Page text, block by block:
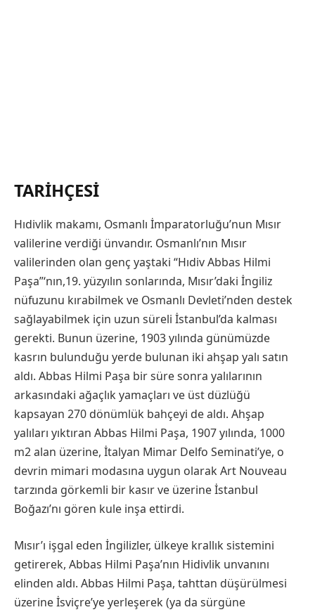
TARIHÇESI
Hıdivlik makamı, Osmanlı İmparatorluğu’nun Mısır
valilerine verdiği ünvandır. Osmanlı’nın Mısır
valilerinden olan genç yaştaki “Hıdiv Abbas Hilmi
Paşa”‘nın,19. yüzyılın sonlarında, Mısır’daki İngiliz
nüfuzunu kırabilmek ve Osmanlı Devleti’nden destek
sağlayabilmek için uzun süreli İstanbul’da kalması
gerekti. Bunun üzerine, 1903 yılında günümüzde
kasrın bulunduğu yerde bulunan iki ahşap yalı satın
aldı. Abbas Hilmi Paşa bir süre sonra yalılarının
arkasındaki ağaçlık yamaçları ve üst düzlüğü
kapsayan 270 dönümlük bahçeyi de aldı. Ahşap
yalıları yıktıran Abbas Hilmi Paşa, 1907 yılında, 1000
m2 alan üzerine, İtalyan Mimar Delfo Seminati’ye, o
devrin mimari modasına uygun olarak Art Nouveau
tarzında görkemli bir kasır ve üzerine İstanbul
Boğazı’nı gören kule inşa ettirdi.
Mısır’ı işgal eden İngilizler, ülkeye krallık sistemini
getirerek, Abbas Hilmi Paşa’nın Hidivlik unvanını
elinden aldı. Abbas Hilmi Paşa, tahttan düşürülmesi
üzerine İsviçre’ye yerleşerek (ya da sürgüne